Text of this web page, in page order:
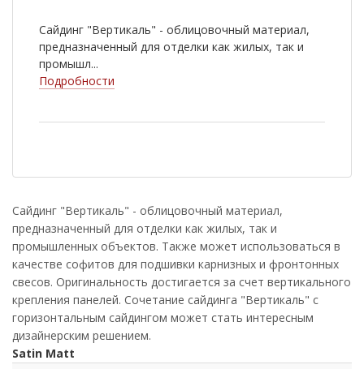
Сайдинг "Вертикаль" - облицовочный материал,
предназначенный для отделки как жилых, так и
промышл...
Подробности
Сайдинг "Вертикаль" - облицовочный материал,
предназначенный для отделки как жилых, так и
промышленных объектов. Также может использоваться в
качестве софитов для подшивки карнизных и фронтонных
свесов. Оригинальность достигается за счет вертикального
крепления панелей. Сочетание сайдинга "Вертикаль" с
горизонтальным сайдингом может стать интересным
дизайнерским решением.
Satin Matt